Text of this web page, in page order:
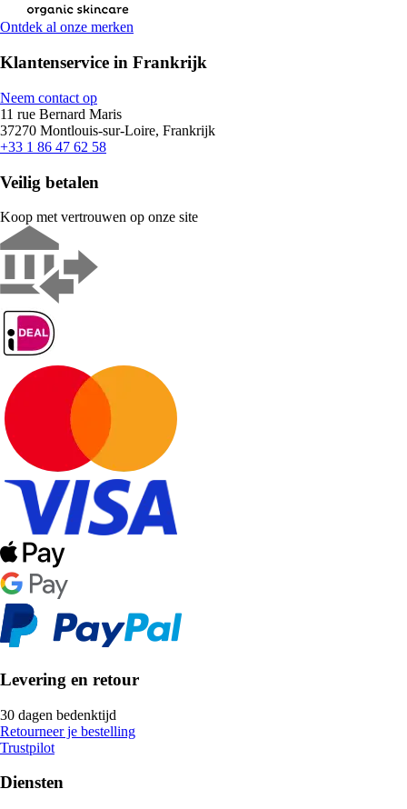
Ontdek al onze merken
Klantenservice in Frankrijk
Neem contact op
11 rue Bernard Maris
37270 Montlouis-sur-Loire, Frankrijk
+33 1 86 47 62 58
Veilig betalen
Koop met vertrouwen op onze site
Levering en retour
30 dagen bedenktijd
Retourneer je bestelling
Trustpilot
Diensten